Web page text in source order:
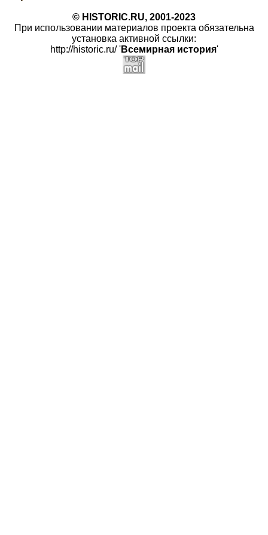
© HISTORIC.RU, 2001-2023
При использовании материалов проекта обязательна
установка активной ссылки:
http://historic.ru/ 'Всемирная история'